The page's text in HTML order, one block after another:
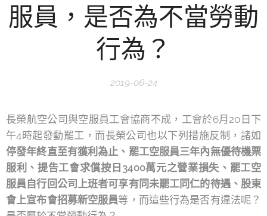
服員，是否為不當勞動
行為？
2019-06-24
長榮航空公司與空服員工會協商不成，工會於6月20日下
午4時起發動罷工，而長榮公司也以下列措施反制，諸如
停發年終直至有獲利為止、罷工空服員三年內無優待機票
服利、提告工會求償按日3400萬元之營業損失、罷工空
服員自行回公司上班者可享有同未罷工同仁的待遇、股東
會上宣布會招募新空服員等，而這些行為是否有違法呢？